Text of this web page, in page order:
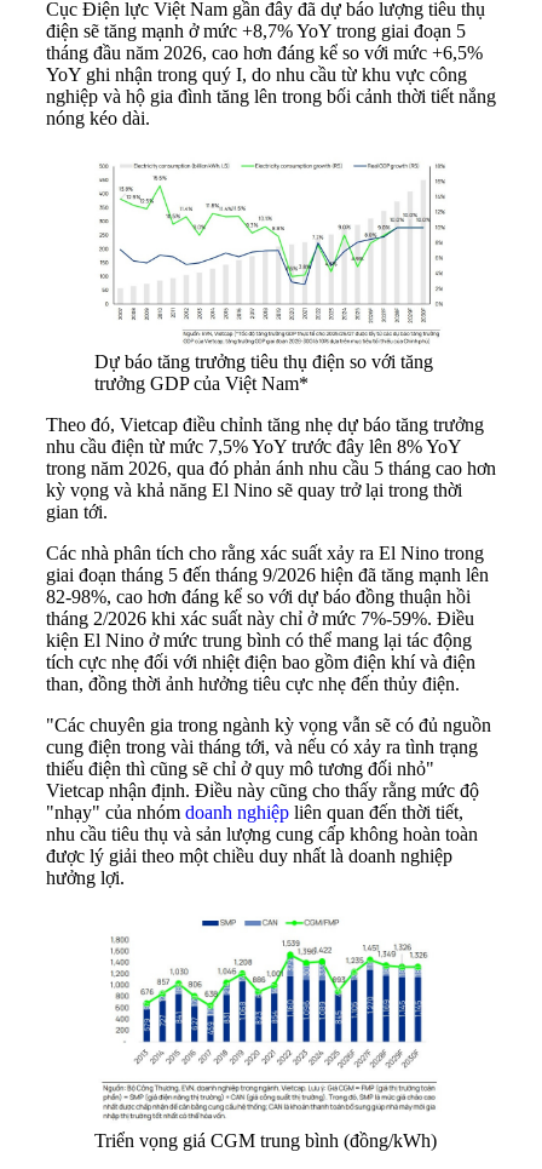
Cục Điện lực Việt Nam gần đây đã dự báo lượng tiêu thụ
điện sẽ tăng mạnh ở mức +8,7% YoY trong giai đoạn 5
tháng đầu năm 2026, cao hơn đáng kể so với mức +6,5%
YoY ghi nhận trong quý I, do nhu cầu từ khu vực công
nghiệp và hộ gia đình tăng lên trong bối cảnh thời tiết nắng
nóng kéo dài.
Dự báo tăng trưởng tiêu thụ điện so với tăng
trưởng GDP của Việt Nam*
Theo đó, Vietcap điều chỉnh tăng nhẹ dự báo tăng trưởng
nhu cầu điện từ mức 7,5% YoY trước đây lên 8% YoY
trong năm 2026, qua đó phản ánh nhu cầu 5 tháng cao hơn
kỳ vọng và khả năng El Nino sẽ quay trở lại trong thời
gian tới.
Các nhà phân tích cho rằng xác suất xảy ra El Nino trong
giai đoạn tháng 5 đến tháng 9/2026 hiện đã tăng mạnh lên
82-98%, cao hơn đáng kể so với dự báo đồng thuận hồi
tháng 2/2026 khi xác suất này chỉ ở mức 7%-59%. Điều
kiện El Nino ở mức trung bình có thể mang lại tác động
tích cực nhẹ đối với nhiệt điện bao gồm điện khí và điện
than, đồng thời ảnh hưởng tiêu cực nhẹ đến thủy điện.
"Các chuyên gia trong ngành kỳ vọng vẫn sẽ có đủ nguồn
cung điện trong vài tháng tới, và nếu có xảy ra tình trạng
thiếu điện thì cũng sẽ chỉ ở quy mô tương đối nhỏ"
Vietcap nhận định. Điều này cũng cho thấy rằng mức độ
"nhạy" của nhóm doanh nghiệp liên quan đến thời tiết,
nhu cầu tiêu thụ và sản lượng cung cấp không hoàn toàn
được lý giải theo một chiều duy nhất là doanh nghiệp
hưởng lợi.
Triển vọng giá CGM trung bình (đồng/kWh)